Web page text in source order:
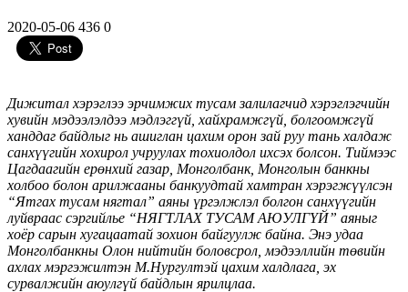
2020-05-06 436 0
Дижитал хэрэглээ эрчимжих тусам залилагчид хэрэглэгчийн
хувийн мэдээлэлдээ мэдлэггүй, хайхрамжгүй, болгоомжгүй
ханддаг байдлыг нь ашиглан цахим орон зай руу тань халдаж
санхүүгийн хохирол учруулах тохиолдол ихсэх болсон. Тиймээс
Цагдаагийн ерөнхий газар, Монголбанк, Монголын банкны
холбоо болон арилжааны банкуудтай хамтран хэрэгжүүлсэн
“Ятгах тусам нягтал” аяны үргэлжлэл болгон санхүүгийн
луйвраас сэргийлье “НЯГТЛАХ ТУСАМ АЮУЛГҮЙ” аяныг
хоёр сарын хугацаатай зохион байгуулж байна. Энэ удаа
Монголбанкны Олон нийтийн боловсрол, мэдээллийн төвийн
ахлах мэргэжилтэн М.Нургултэй цахим халдлага, эх
сурвалжийн аюулгүй байдлын ярилцлаа.